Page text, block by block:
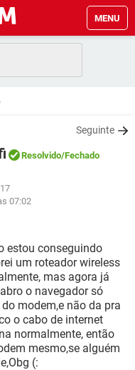
MENU
Seguinte
Resolvido/Fechado
07:02
estou conseguindo
um roteador wireless
mas agora já
o navegador só
modem,e não da pra
o cabo de internet
normalmente, então
mesmo,se alguém
(: